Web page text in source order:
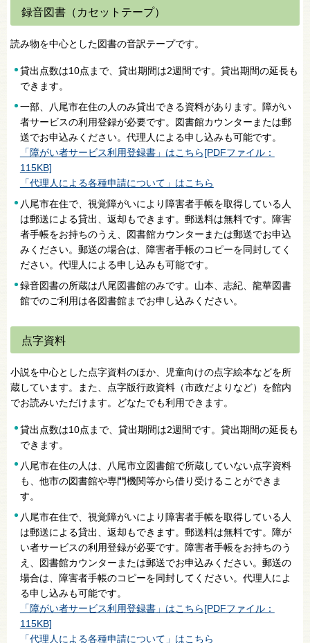
録音図書（カセットテープ）
読み物を中心とした図書の音訳テープです。
貸出点数は10点まで、貸出期間は2週間です。貸出期間の延長も
できます。
一部、八尾市在住の人のみ貸出できる資料があります。障がい
者サービスの利用登録が必要です。図書館カウンターまたは郵
送でお申込みください。代理人による申し込みも可能です。
「障がい者サービス利用登録書」はこちら[PDFファイル：
115KB]
「代理人による各種申請について」はこちら
八尾市在住で、視覚障がいにより障害者手帳を取得している人
は郵送による貸出、返却もできます。郵送料は無料です。障害
者手帳をお持ちのうえ、図書館カウンターまたは郵送でお申込
みください。郵送の場合は、障害者手帳のコピーを同封してく
ださい。代理人による申し込みも可能です。
録音図書の所蔵は八尾図書館のみです。山本、志紀、龍華図書
館でのご利用は各図書館までお申し込みください。
点字資料
小説を中心とした点字資料のほか、児童向けの点字絵本などを所
蔵しています。また、点字版行政資料（市政だよりなど）を館内
でお読みいただけます。どなたでも利用できます。
貸出点数は10点まで、貸出期間は2週間です。貸出期間の延長も
できます。
八尾市在住の人は、八尾市立図書館で所蔵していない点字資料
も、他市の図書館や専門機関等から借り受けることができま
す。
八尾市在住で、視覚障がいにより障害者手帳を取得している人
は郵送による貸出、返却もできます。郵送料は無料です。障が
い者サービスの利用登録が必要です。障害者手帳をお持ちのう
え、図書館カウンターまたは郵送でお申込みください。郵送の
場合は、障害者手帳のコピーを同封してください。代理人によ
る申し込みも可能です。
「障がい者サービス利用登録書」はこちら[PDFファイル：
115KB]
「代理人による各種申請について」はこちら